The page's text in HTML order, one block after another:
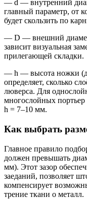
— d — внутренний
главный параметр, от
будет скользить по
— D — внешний
зависит визуальная
прилегающей складки.
— h — высота ножки
определяет, сколько
люверса. Для
многослойных портьер
h = 7–10 мм.
Как выбрать
Главное правило
должен превышать
мм). Этот зазор
заеданий, позволяет
компенсирует
трение ткани о металл.